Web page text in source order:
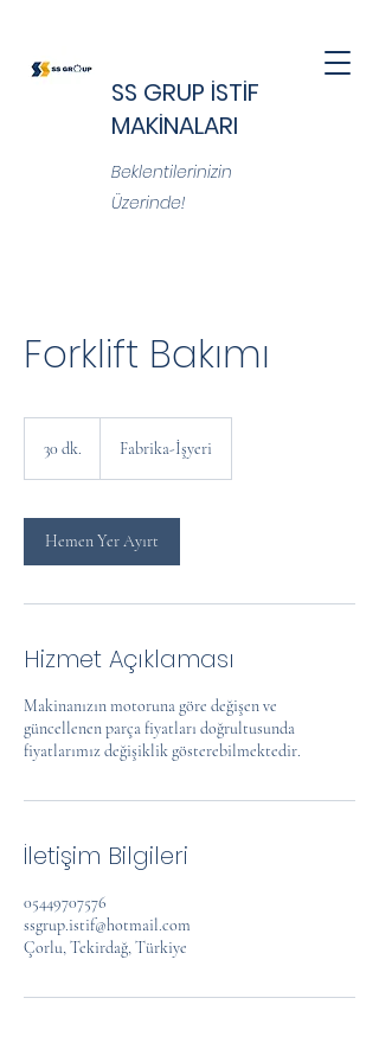
SS GRUP İSTİF
MAKİNALARI
Beklentilerinizin
Üzerinde!
Forklift Bakımı
30 dk.
k
.
Fabrika-İşyeri
Hemen Yer Ayırt
Hizmet Açıklaması
Makinanızın motoruna göre değişen ve
güncellenen parça fiyatları doğrultusunda
fiyatlarımız değişiklik gösterebilmektedir.
İletişim Bilgileri
05449707576
ssgrup.istif@hotmail.com
Çorlu, Tekirdağ, Türkiye